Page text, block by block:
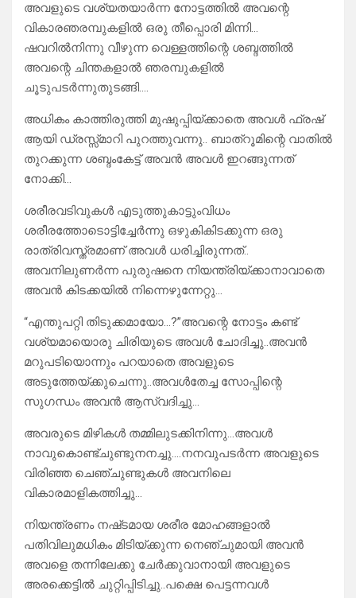
അവളുടെ വശ്യതയാർന്ന നോട്ടത്തിൽ അവന്റെ
വികാരഞരമ്പുകളിൽ ഒരു തീപ്പൊരി മിന്നി…
ഷവറിൽനിന്നു വീഴുന്ന വെള്ളത്തിന്റെ ശബ്ദത്തിൽ
അവന്റെ ചിന്തകളാൽ ഞരമ്പുകളിൽ
ചൂടുപടർന്നുതുടങ്ങി….
അധികം കാത്തിരുത്തി മുഷുപ്പിയ്ക്കാതെ അവൾ ഫ്രഷ്‌
ആയി ഡ്രസ്സ്മാറി പുറത്തുവന്നു.. ബാത്റൂമിന്റെ വാതിൽ
തുറക്കുന്ന ശബ്ദംകേട്ട് അവൻ അവൾ ഇറങ്ങുന്നത്
നോക്കി…
ശരീരവടിവുകൾ എടുത്തുകാട്ടുംവിധം
ശരീരത്തോടൊട്ടിച്ചേർന്നു ഒഴുകികിടക്കുന്ന ഒരു
രാത്രിവസ്ത്രമാണ് അവൾ ധരിച്ചിരുന്നത്..
അവനിലുണർന്ന പുരുഷനെ നിയന്ത്രിയ്ക്കാനാവാതെ
അവൻ കിടക്കയിൽ നിന്നെഴുന്നേറ്റു…
“എന്തുപറ്റി തിടുക്കമായോ…?”അവന്റെ നോട്ടം കണ്ട്‌
വശ്യമായൊരു ചിരിയുടെ അവൾ ചോദിച്ചു..അവൻ
മറുപടിയൊന്നും പറയാതെ അവളുടെ
അടുത്തേയ്ക്കുചെന്നു..അവൾതേച്ച സോപ്പിന്റെ
സുഗന്ധം അവൻ ആസ്വദിച്ചു…
അവരുടെ മിഴികൾ തമ്മിലുടക്കിനിന്നു…അവൾ
നാവുകൊണ്ട്ചുണ്ടുനനച്ചു….നനവുപടർന്ന അവളുടെ
വിരിഞ്ഞ ചെഞ്ചുണ്ടുകൾ അവനിലെ
വികാരമാളികത്തിച്ചു…
നിയന്ത്രണം നഷ്‌ടമായ ശരീര മോഹങ്ങളാൽ
പതിവിലുമധികം മിടിയ്ക്കുന്ന നെഞ്ചുമായി അവൻ
അവളെ തന്നിലേക്കു ചേർക്കുവാനായി അവളുടെ
അരക്കെട്ടിൽ ചുറ്റിപ്പിടിച്ചു..പക്ഷെ പെട്ടന്നവൾ